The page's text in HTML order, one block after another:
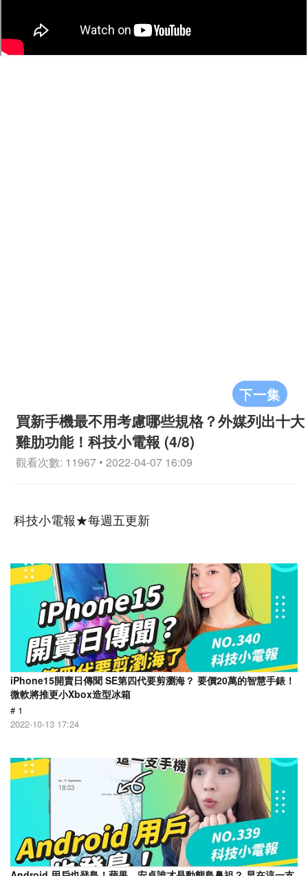
下一集
買新手機最不用考慮哪些規格？外媒列出十大
雞肋功能！科技小電報 (4/8)
觀看次數: 11967 • 2022-04-07 16:09
科技小電報★每週五更新
iPhone15開賣日傳聞 SE第四代要剪瀏海？ 要價20萬的智慧手錶！
微軟將推更小Xbox造型冰箱
# 1
2022-10-13 17:24